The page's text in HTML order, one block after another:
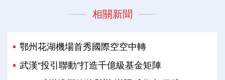
相關新聞
鄂州花湖機場首秀國際空空中轉
武漢“投引聯動”打造千億級基金矩陣